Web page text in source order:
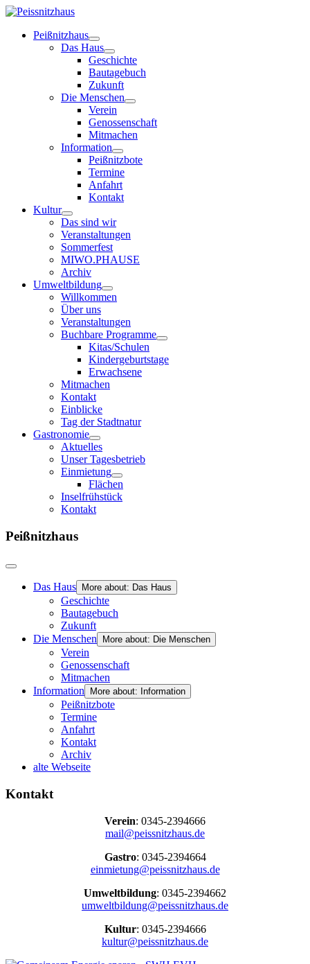
Peißnitzhaus
Das Haus
Geschichte
Bautagebuch
Zukunft
Die Menschen
Verein
Genossenschaft
Mitmachen
Information
Peißnitzbote
Termine
Anfahrt
Kontakt
Kultur
Das sind wir
Veranstaltungen
Sommerfest
MIWO.PHAUSE
Archiv
Umweltbildung
Willkommen
Über uns
Veranstaltungen
Buchbare Programme
Kitas/Schulen
Kindergeburtstage
Erwachsene
Mitmachen
Kontakt
Einblicke
Tag der Stadtnatur
Gastronomie
Aktuelles
Unser Tagesbetrieb
Einmietung
Flächen
Inselfrühstück
Kontakt
Peißnitzhaus
Das Haus More about: Das Haus
Geschichte
Bautagebuch
Zukunft
Die Menschen
More about: Die Menschen
Verein
Genossenschaft
Mitmachen
Information
More about: Information
Peißnitzbote
Termine
Anfahrt
Kontakt
Archiv
alte Webseite
Kontakt
Verein: 0345-2394666
mail@peissnitzhaus.de
Gastro: 0345-2394664
einmietung@peissnitzhaus.de
Umweltbildung: 0345-2394662
umweltbildung@peissnitzhaus.de
Kultur: 0345-2394666
kultur@peissnitzhaus.de